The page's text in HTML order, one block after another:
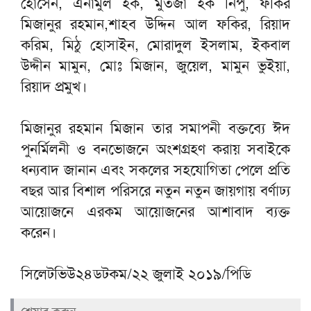
মিজানুর রহমান,শাহব উদ্দিন আল ফকির, রিয়াদ
করিম, মিঠু হোসাইন, মোরাদুল ইসলাম, ইকবাল
উদ্দীন মামুন, মোঃ মিজান, জুয়েল, মামুন ভুইয়া,
রিয়াদ প্রমুখ।
মিজানুর রহমান মিজান তার সমাপনী বক্তব্যে ঈদ
পুনর্মিলনী ও বনভোজনে অংশগ্রহণ করায় সবাইকে
ধন্যবাদ জানান এবং সকলের সহযোগিতা পেলে প্রতি
বছর আর বিশাল পরিসরে নতুন নতুন জায়গায় বর্ণাঢ্য
আয়োজনে এরকম আয়োজনের আশাবাদ ব্যক্ত
করেন।
সিলেটভিউ২৪ডটকম/২২ জুলাই ২০১৯/পিডি